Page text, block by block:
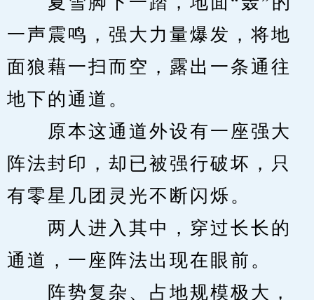
一声震鸣，强大力量爆发，将地
面狼藉一扫而空，露出一条通往
地下的通道。
原本这通道外设有一座强大
阵法封印，却已被强行破坏，只
有零星几团灵光不断闪烁。
两人进入其中，穿过长长的
通道，一座阵法出现在眼前。
阵势复杂、占地规模极大，